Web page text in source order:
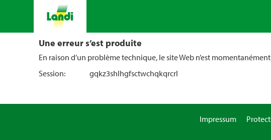
Une erreur s’est produite
En raison d’un problème technique, le site Web n’est
Session:
gqkz3shlhgfsctwchqkqrcrl
Impressum